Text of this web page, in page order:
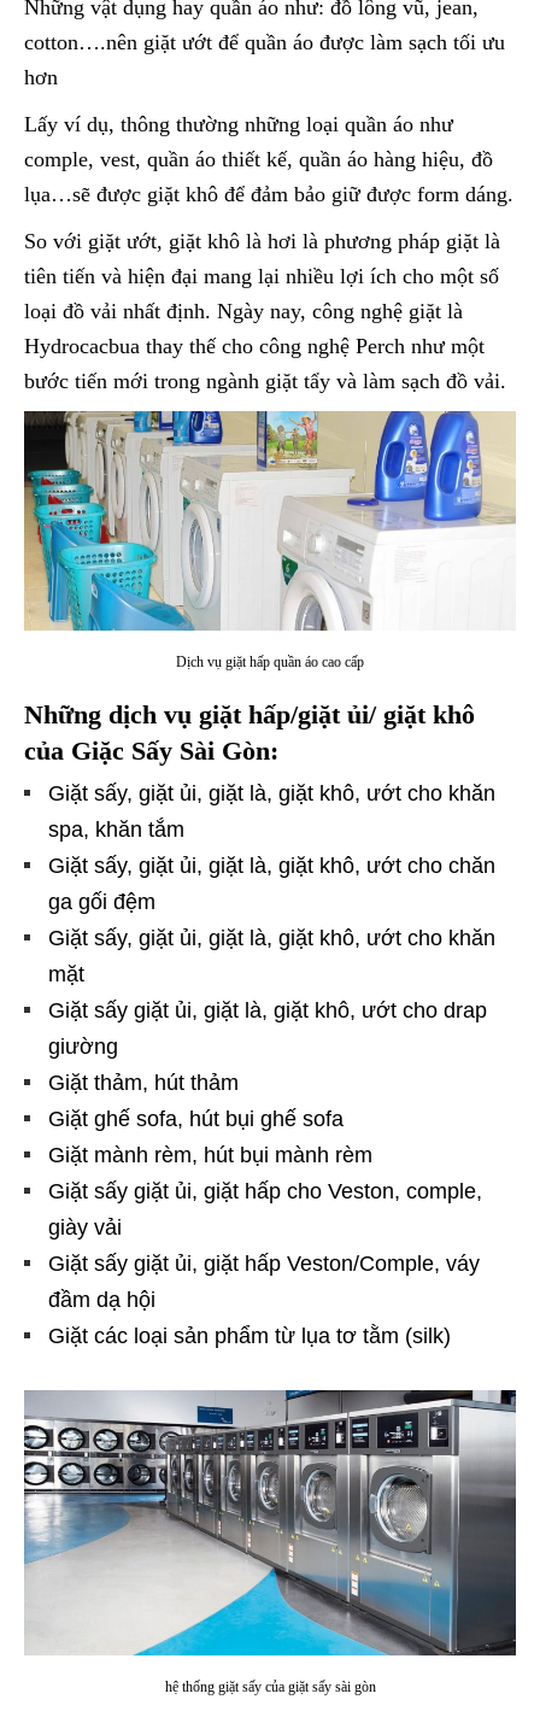
Những vật dụng hay quần áo như: đồ lông vũ, jean,
cotton….nên giặt ướt để quần áo được làm sạch tối ưu
hơn
Lấy ví dụ, thông thường những loại quần áo như
comple, vest, quần áo thiết kế, quần áo hàng hiệu, đồ
lụa…sẽ được giặt khô để đảm bảo giữ được form dáng.
So với giặt ướt, giặt khô là hơi là phương pháp giặt là
tiên tiến và hiện đại mang lại nhiều lợi ích cho một số
loại đồ vải nhất định. Ngày nay, công nghệ giặt là
Hydrocacbua thay thế cho công nghệ Perch như một
bước tiến mới trong ngành giặt tẩy và làm sạch đồ vải.
Dịch vụ giặt hấp quần áo cao cấp
Những dịch vụ giặt hấp/giặt ủi/ giặt khô
của Giặc Sấy Sài Gòn:
Giặt sấy, giặt ủi, giặt là, giặt khô, ướt cho khăn
spa, khăn tắm
Giặt sấy, giặt ủi, giặt là, giặt khô, ướt cho chăn
ga gối đệm
Giặt sấy, giặt ủi, giặt là, giặt khô, ướt cho khăn
mặt
Giặt sấy giặt ủi, giặt là, giặt khô, ướt cho drap
giường
Giặt thảm, hút thảm
Giặt ghế sofa, hút bụi ghế sofa
Giặt mành rèm, hút bụi mành rèm
Giặt sấy giặt ủi, giặt hấp cho Veston, comple,
giày vải
Giặt sấy giặt ủi, giặt hấp Veston/Comple, váy
đầm dạ hội
Giặt các loại sản phẩm từ lụa tơ tằm (silk)
hệ thống giặt sấy của giặt sấy sài gòn